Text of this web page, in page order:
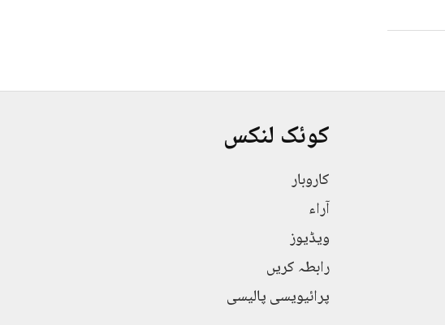
کوئک لنکس
کاروبار
آراء
ویڈیوز
رابطہ کریں
پرائیویسی پالیسی